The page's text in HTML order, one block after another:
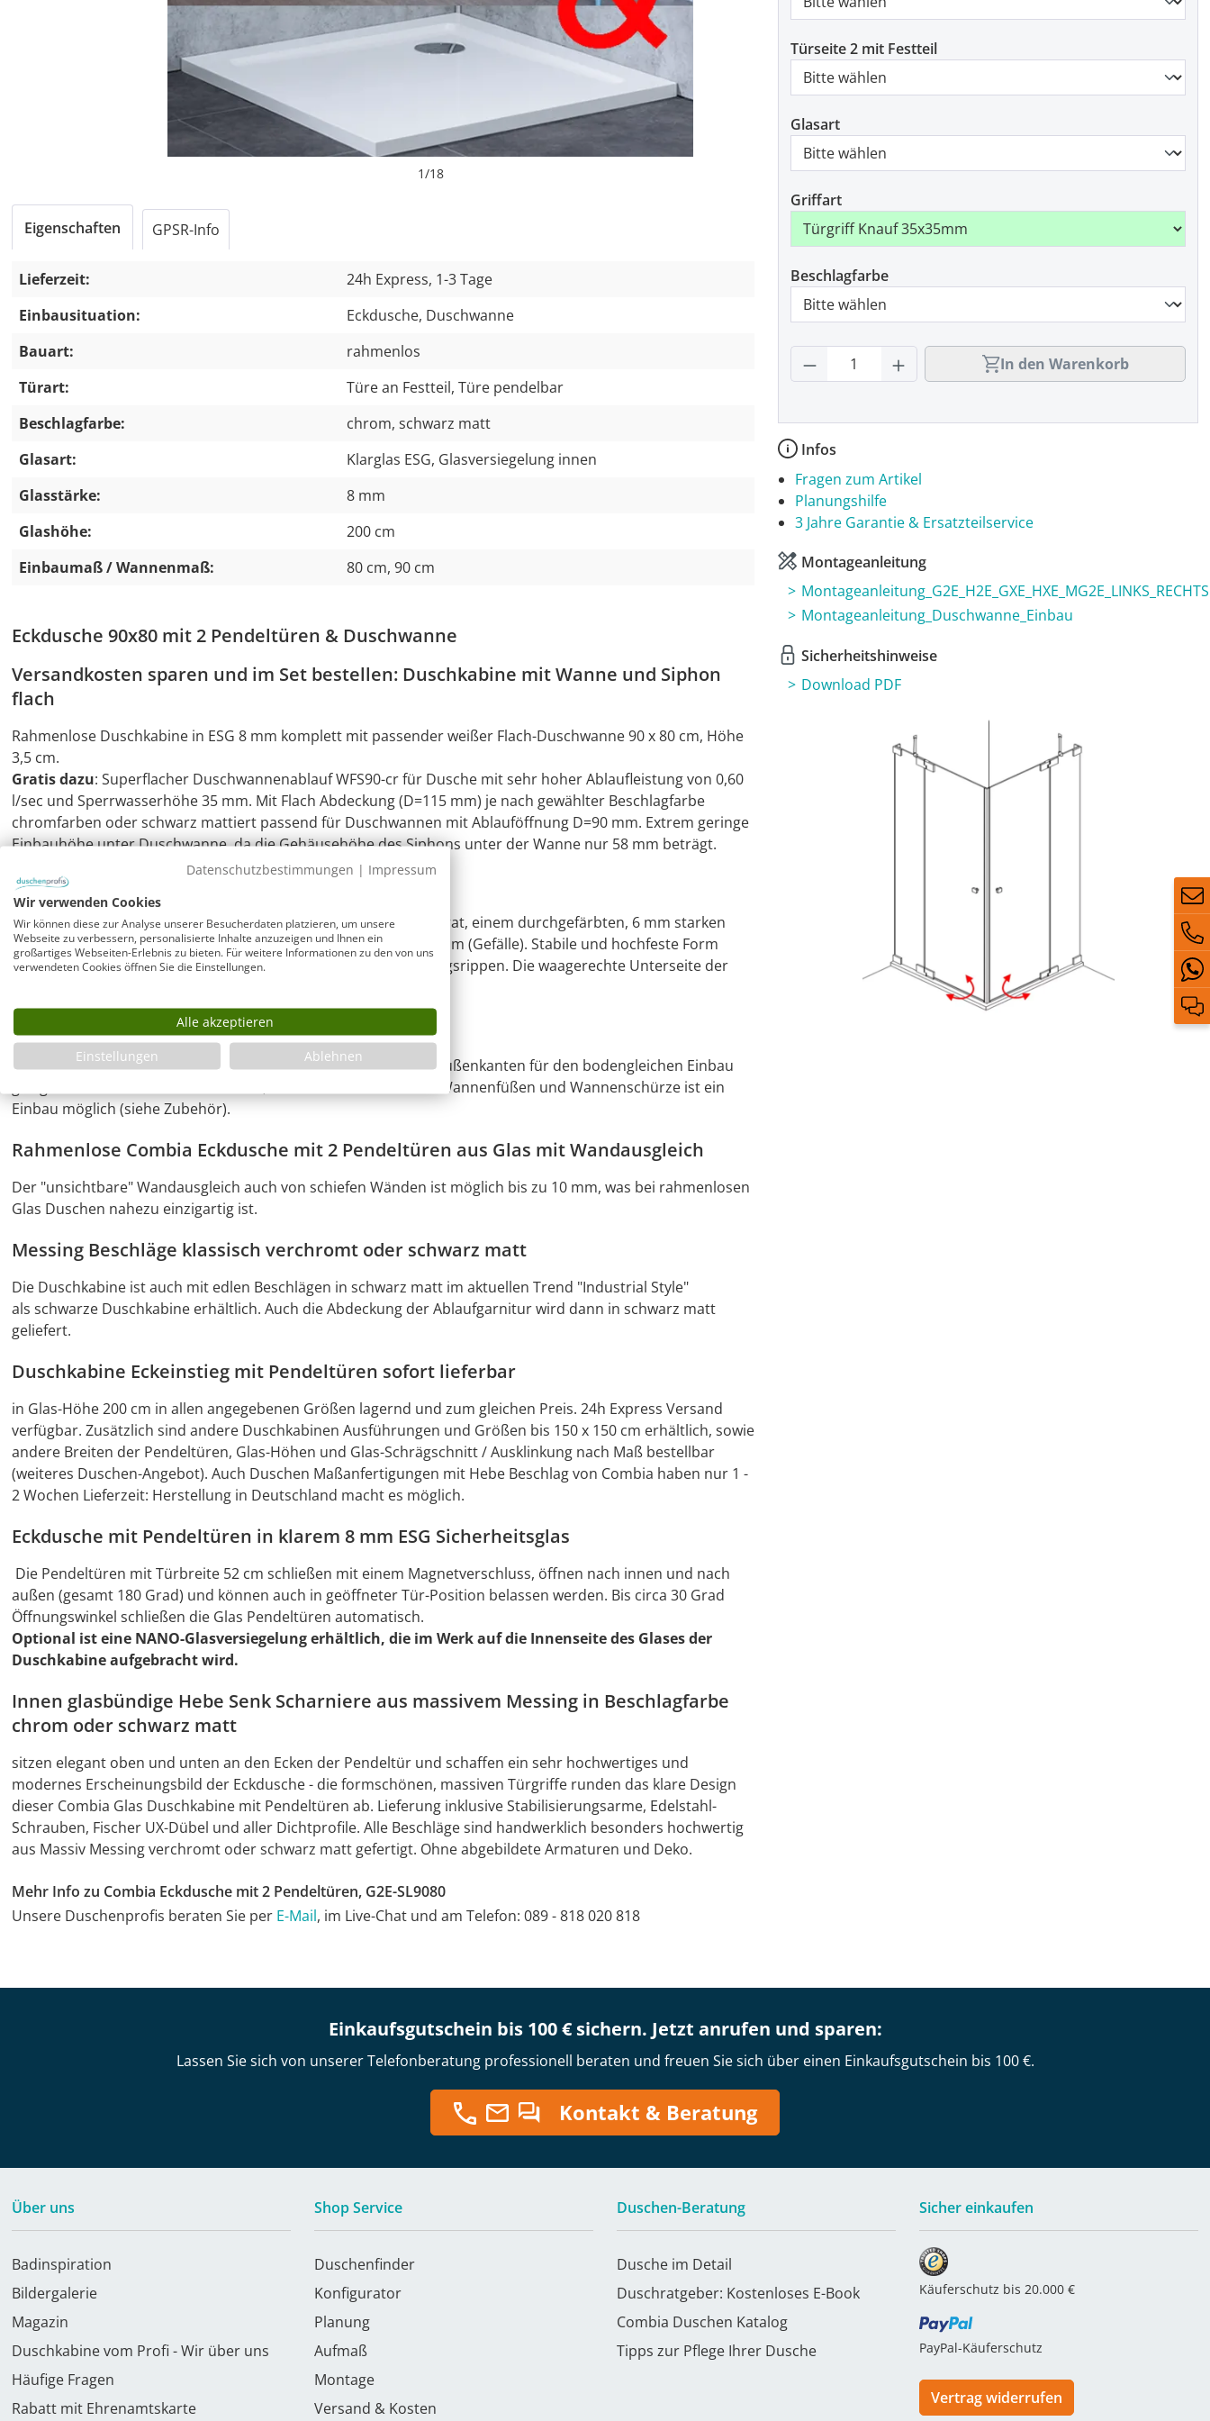
1/18
Türseite 2 mit Festteil
Glasart
Griffart
Beschlagfarbe
Produkt Anzahl: Gib den gewünschten
In den Warenkorb
Infos
Fragen zum Artikel
Planungshilfe
3 Jahre Garantie & Ersatzteilservice
Montageanleitung
Montageanleitung_G2E_H2E_GXE_HXE_MG2E_LINKS_RECHTS
Montageanleitung_Duschwanne_Einbau
Sicherheitshinweise
Download PDF
Eigenschaften GPSR-Info
Lieferzeit:
24h Express, 1-3 Tage
Einbausituation:
Eckdusche, Duschwanne
Bauart:
rahmenlos
Türart:
Türe an Festteil, Türe pendelbar
Beschlagfarbe:
chrom, schwarz matt
Glasart:
Klarglas ESG, Glasversiegelung innen
Glasstärke:
8 mm
Glashöhe:
200 cm
Einbaumaß / Wannenmaß:
80 cm, 90 cm
Eckdusche 90x80 mit 2 Pendeltüren & Duschwanne
Versandkosten sparen und im Set bestellen: Duschkabine mit Wanne und Siphon
flach
Rahmenlose Duschkabine in ESG 8 mm komplett mit passender weißer Flach-Duschwanne 90 x 80 cm, Höhe
3,5 cm.
Gratis dazu: Superflacher Duschwannenablauf WFS90-cr für Dusche mit sehr hoher Ablaufleistung von 0,60
l/sec und Sperrwasserhöhe 35 mm. Mit Flach Abdeckung (D=115 mm) je nach gewählter Beschlagfarbe
chromfarben oder schwarz mattiert passend für Duschwannen mit Ablauföffnung D=90 mm. Extrem geringe
Einbauhöhe unter Duschwanne, da die Gehäusehöhe des Siphons unter der Wanne nur 58 mm beträgt.
Mit hochwertiger flacher Duschwanne und Ablauf
Superflache Duschwanne weiß in Höhe 35 mm aus Mineral-Colorat, einem durchgefärbten, 6 mm starken
Sanitär-Mineralfaser-Verbundwerkstoff. Wannentiefe ca. 5 - 20 mm (Gefälle). Stabile und hochfeste Form
aufgrund der direkt auf der Unterseite angeformten Verstärkungsrippen. Die waagerechte Unterseite der
Montagemöglichkeiten der Duschwanne
Die Duschwanne ist mit ihren exakten, nicht stark gerundeten Außenkanten für den bodengleichen Einbau
geeignet. Auch teilversenkt im Boden, auf dem Boden oder mit Wannenfüßen und Wannenschürze ist ein
Einbau möglich (siehe Zubehör).
Rahmenlose Combia Eckdusche mit 2 Pendeltüren aus Glas mit Wandausgleich
Der "unsichtbare" Wandausgleich auch von schiefen Wänden ist möglich bis zu 10 mm, was bei rahmenlosen
Glas Duschen nahezu einzigartig ist.
Messing Beschläge klassisch verchromt oder schwarz matt
Die Duschkabine ist auch mit edlen Beschlägen in schwarz matt im aktuellen Trend "Industrial Style"
als schwarze Duschkabine erhältlich. Auch die Abdeckung der Ablaufgarnitur wird dann in schwarz matt
geliefert.
Duschkabine Eckeinstieg mit Pendeltüren sofort lieferbar
in Glas-Höhe 200 cm in allen angegebenen Größen lagernd und zum gleichen Preis. 24h Express Versand
verfügbar. Zusätzlich sind andere Duschkabinen Ausführungen und Größen bis 150 x 150 cm erhältlich, sowie
andere Breiten der Pendeltüren, Glas-Höhen und Glas-Schrägschnitt / Ausklinkung nach Maß bestellbar
(weiteres Duschen-Angebot). Auch Duschen Maßanfertigungen mit Hebe Beschlag von Combia haben nur 1 -
2 Wochen Lieferzeit: Herstellung in Deutschland macht es möglich.
Eckdusche mit Pendeltüren in klarem 8 mm ESG Sicherheitsglas
Die Pendeltüren mit Türbreite 52 cm schließen mit einem Magnetverschluss, öffnen nach innen und nach
außen (gesamt 180 Grad) und können auch in geöffneter Tür-Position belassen werden. Bis circa 30 Grad
Öffnungswinkel schließen die Glas Pendeltüren automatisch.
Optional ist eine NANO-Glasversiegelung erhältlich, die im Werk auf die Innenseite des Glases der
Duschkabine aufgebracht wird.
Innen glasbündige Hebe Senk Scharniere aus massivem Messing in Beschlagfarbe
chrom oder schwarz matt
sitzen elegant oben und unten an den Ecken der Pendeltür und schaffen ein sehr hochwertiges und
modernes Erscheinungsbild der Eckdusche - die formschönen, massiven Türgriffe runden das klare Design
dieser Combia Glas Duschkabine mit Pendeltüren ab. Lieferung inklusive Stabilisierungsarme, Edelstahl-
Schrauben, Fischer UX-Dübel und aller Dichtprofile. Alle Beschläge sind handwerklich besonders hochwertig
aus Massiv Messing verchromt oder schwarz matt gefertigt. Ohne abgebildete Armaturen und Deko.
Mehr Info zu Combia Eckdusche mit 2 Pendeltüren, G2E-SL9080
Unsere Duschenprofis beraten Sie per E-Mail, im Live-Chat und am Telefon: 089 - 818 020 818
Einkaufsgutschein bis 100 € sichern. Jetzt anrufen und sparen:
Lassen Sie sich von unserer Telefonberatung professionell beraten und freuen Sie sich über einen Einkaufsgutschein bis 100 €.
Kontakt & Beratung
Über uns
Badinspiration
Bildergalerie
Magazin
Duschkabine vom Profi - Wir über uns
Häufige Fragen
Rabatt mit Ehrenamtskarte
Shop Service
Duschenfinder
Konfigurator
Planung
Aufmaß
Montage
Versand & Kosten
Duschen-Beratung
Dusche im Detail
Duschratgeber: Kostenloses E-Book
Combia Duschen Katalog
Tipps zur Pflege Ihrer Dusche
Sicher einkaufen
Käuferschutz bis 20.000 €
PayPal-Käuferschutz
Vertrag widerrufen
Datenschutzbestimmungen | Impressum
Wir verwenden Cookies
Wir können diese zur Analyse unserer Besucherdaten platzieren, um unsere
Webseite zu verbessern, personalisierte Inhalte anzuzeigen und Ihnen ein
großartiges Webseiten-Erlebnis zu bieten. Für weitere Informationen zu den von uns
verwendeten Cookies öffnen Sie die Einstellungen.
Alle akzeptieren
Einstellungen
Ablehnen